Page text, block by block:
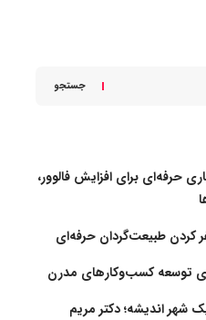
جستجو
حرفه‌ای برای افزایش فالوور،
کردن طبیعت‌گردان حرفه‌ای
توسعه کسب‌وکارهای مدرن
شهر اندیشه؛ دکتر مریم